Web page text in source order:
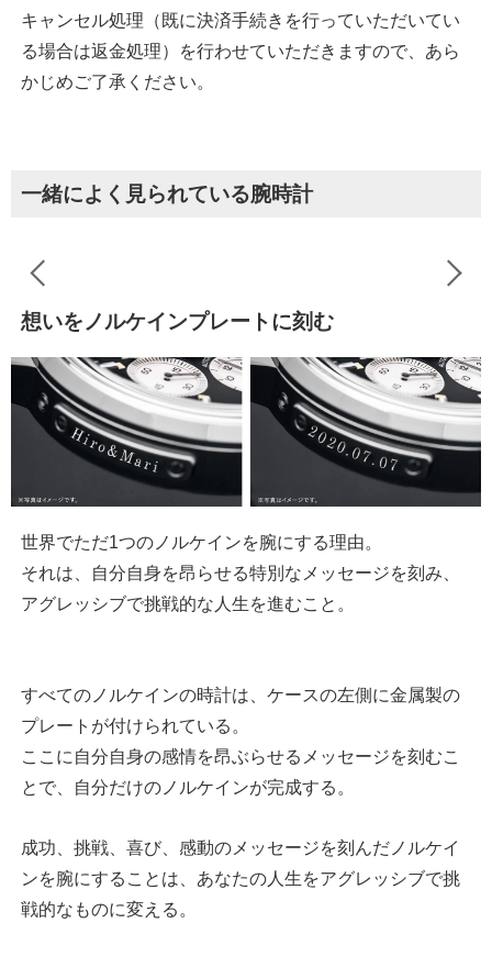
キャンセル処理（既に決済手続きを行っていただいてい
る場合は返金処理）を行わせていただきますので、あら
かじめご了承ください。
一緒によく見られている腕時計
想いをノルケインプレートに刻む
世界でただ1つのノルケインを腕にする理由。
それは、自分自身を昂らせる特別なメッセージを刻み、
アグレッシブで挑戦的な人生を進むこと。
すべてのノルケインの時計は、ケースの左側に金属製の
プレートが付けられている。
ここに自分自身の感情を昂ぶらせるメッセージを刻むこ
とで、自分だけのノルケインが完成する。
成功、挑戦、喜び、感動のメッセージを刻んだノルケイ
ンを腕にすることは、あなたの人生をアグレッシブで挑
戦的なものに変える。